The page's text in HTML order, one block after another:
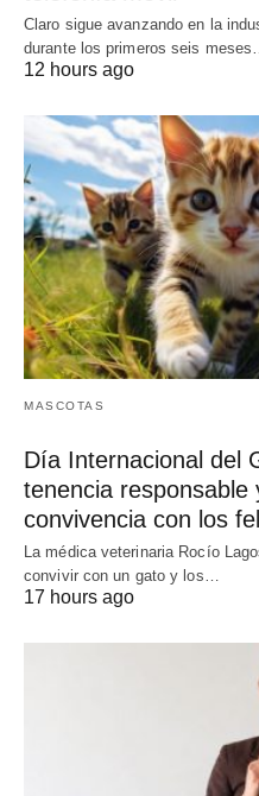
Claro sigue avanzando en la
durante los primeros seis meses…
12 hours ago
MASCOTAS
Día Internacional del
tenencia responsable
convivencia con los
La médica veterinaria Rocío
convivir con un gato y los…
17 hours ago